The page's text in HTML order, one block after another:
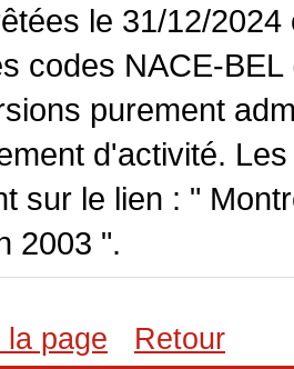
le 31/12/
codes NACE-
purement
d'activité.
sur le lien : "
2003 ".
page Retour